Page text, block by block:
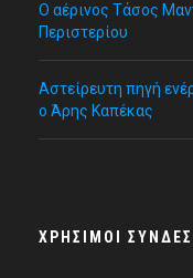
Ο αέρινος Τάσος
Περιστερίου
Αστείρευτη πηγή
ο Άρης Καπέκας
ΧΡΉΣΙΜΟΙ